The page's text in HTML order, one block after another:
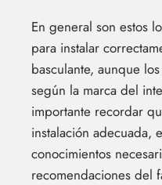
En general son estos
para instalar
basculante, aunque
según la marca del
importante recordar
instalación adecuada,
conocimientos
recomendaciones del